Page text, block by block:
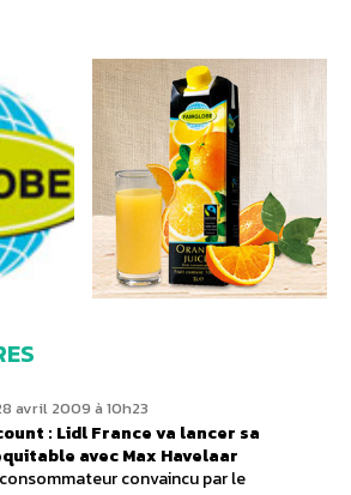
avril 2009 à 10h23
: Lidl France va lancer sa
avec Max Havelaar
convaincu par le